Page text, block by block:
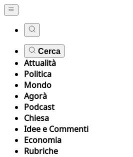
Cerca
Attualità
Politica
Mondo
Agorà
Podcast
Chiesa
Idee e Commenti
Economia
Rubriche